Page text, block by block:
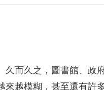
久而久之，圖書館、政
越模糊，甚至還有許